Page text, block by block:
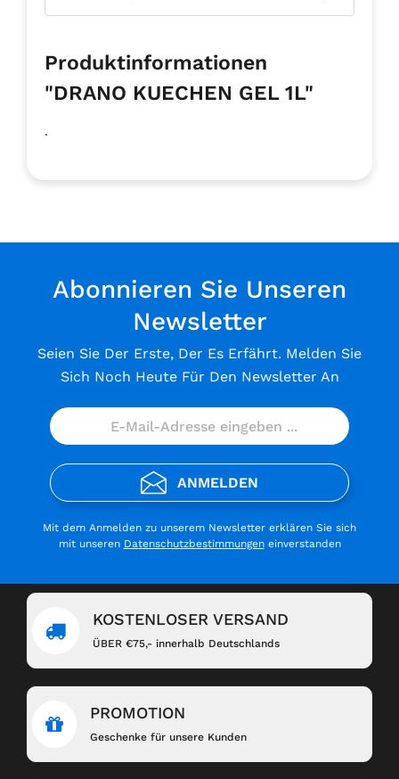
Produktinformationen
"DRANO KUECHEN GEL 1L"
.
Abonnieren Sie Unseren
Newsletter
Seien Sie Der Erste, Der Es Erfährt. Melden Sie
Sich Noch Heute Für Den Newsletter An
ANMELDEN
Mit dem Anmelden zu unserem Newsletter erklären Sie sich
mit unseren Datenschutzbestimmungeneinverstanden
KOSTENLOSER VERSAND
ÜBER €75,- innerhalb Deutschlands
PROMOTION
Geschenke für unsere Kunden